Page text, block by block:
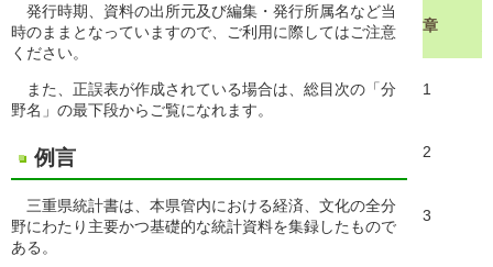
発行時期、資料の出所元及び編集・発行所属名など当
時のままとなっていますので、ご利用に際してはご注意
ください。
また、正誤表が作成されている場合は、総目次の「分
野名」の最下段からご覧になれます。
例言
三重県統計書は、本県管内における経済、文化の全分
野にわたり主要かつ基礎的な統計資料を集録したもので
ある。
章
1
2
3